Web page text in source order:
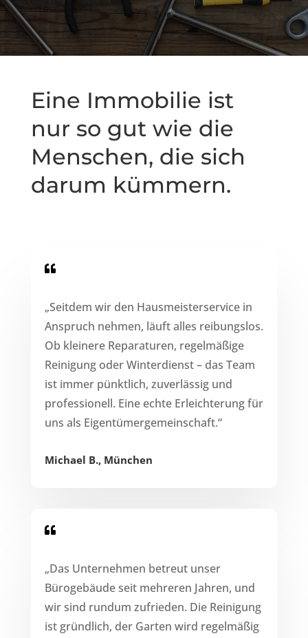
Eine Immobilie ist
nur so gut wie die
Menschen, die sich
darum kümmern.

„Seitdem wir den Hausmeisterservice in
Anspruch nehmen, läuft alles reibungslos.
Ob kleinere Reparaturen, regelmäßige
Reinigung oder Winterdienst – das Team
ist immer pünktlich, zuverlässig und
professionell. Eine echte Erleichterung für
uns als Eigentümergemeinschaft.“
Michael B., München

„Das Unternehmen betreut unser
Bürogebäude seit mehreren Jahren, und
wir sind rundum zufrieden. Die Reinigung
ist gründlich, der Garten wird regelmäßig